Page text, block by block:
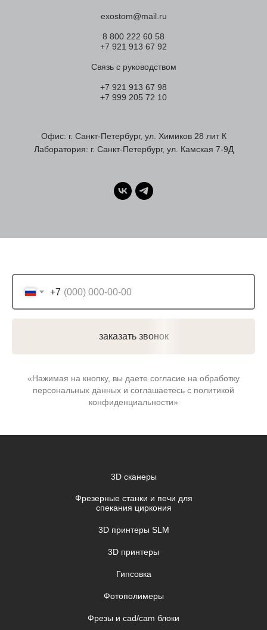
exostom@mail.ru
8 800 222 60 58
+7 921 913 67 92
Связь с руководством
+7 921 913 67 98
+7 999 205 72 10
Офис: г. Санкт-Петербург, ул. Химиков 28 лит К
Лаборатория: г. Санкт-Петербург, ул. Камская 7-9Д
+7
заказать звонок
«Нажимая на кнопку, вы даете согласие на обработку
персональных данных и соглашаетесь c политикой
конфиденциальности»
3D сканеры
Фрезерные станки и печи для
спекания циркония
3D принтеры SLM
3D принтеры
Гипсовка
Фотополимеры
Фрезы и cad/cam блоки